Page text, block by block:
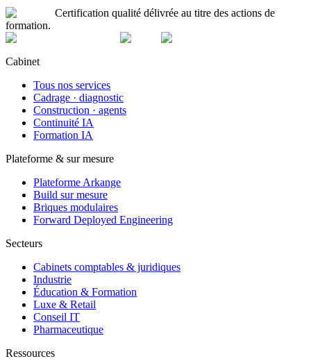
Certification qualité délivrée au titre des actions de
formation.
Cabinet
Tous nos services
Cadrage · diagnostic
Construction · agents
Continuité IA
Formation IA
Plateforme & sur mesure
Plateforme Arkange
Build sur mesure
Briques modulaires
Forward Deployed Engineering
Secteurs
Cabinets comptables & juridiques
Industrie
Éducation & Formation
Luxe & Retail
Conseil IT
Pharmaceutique
Ressources